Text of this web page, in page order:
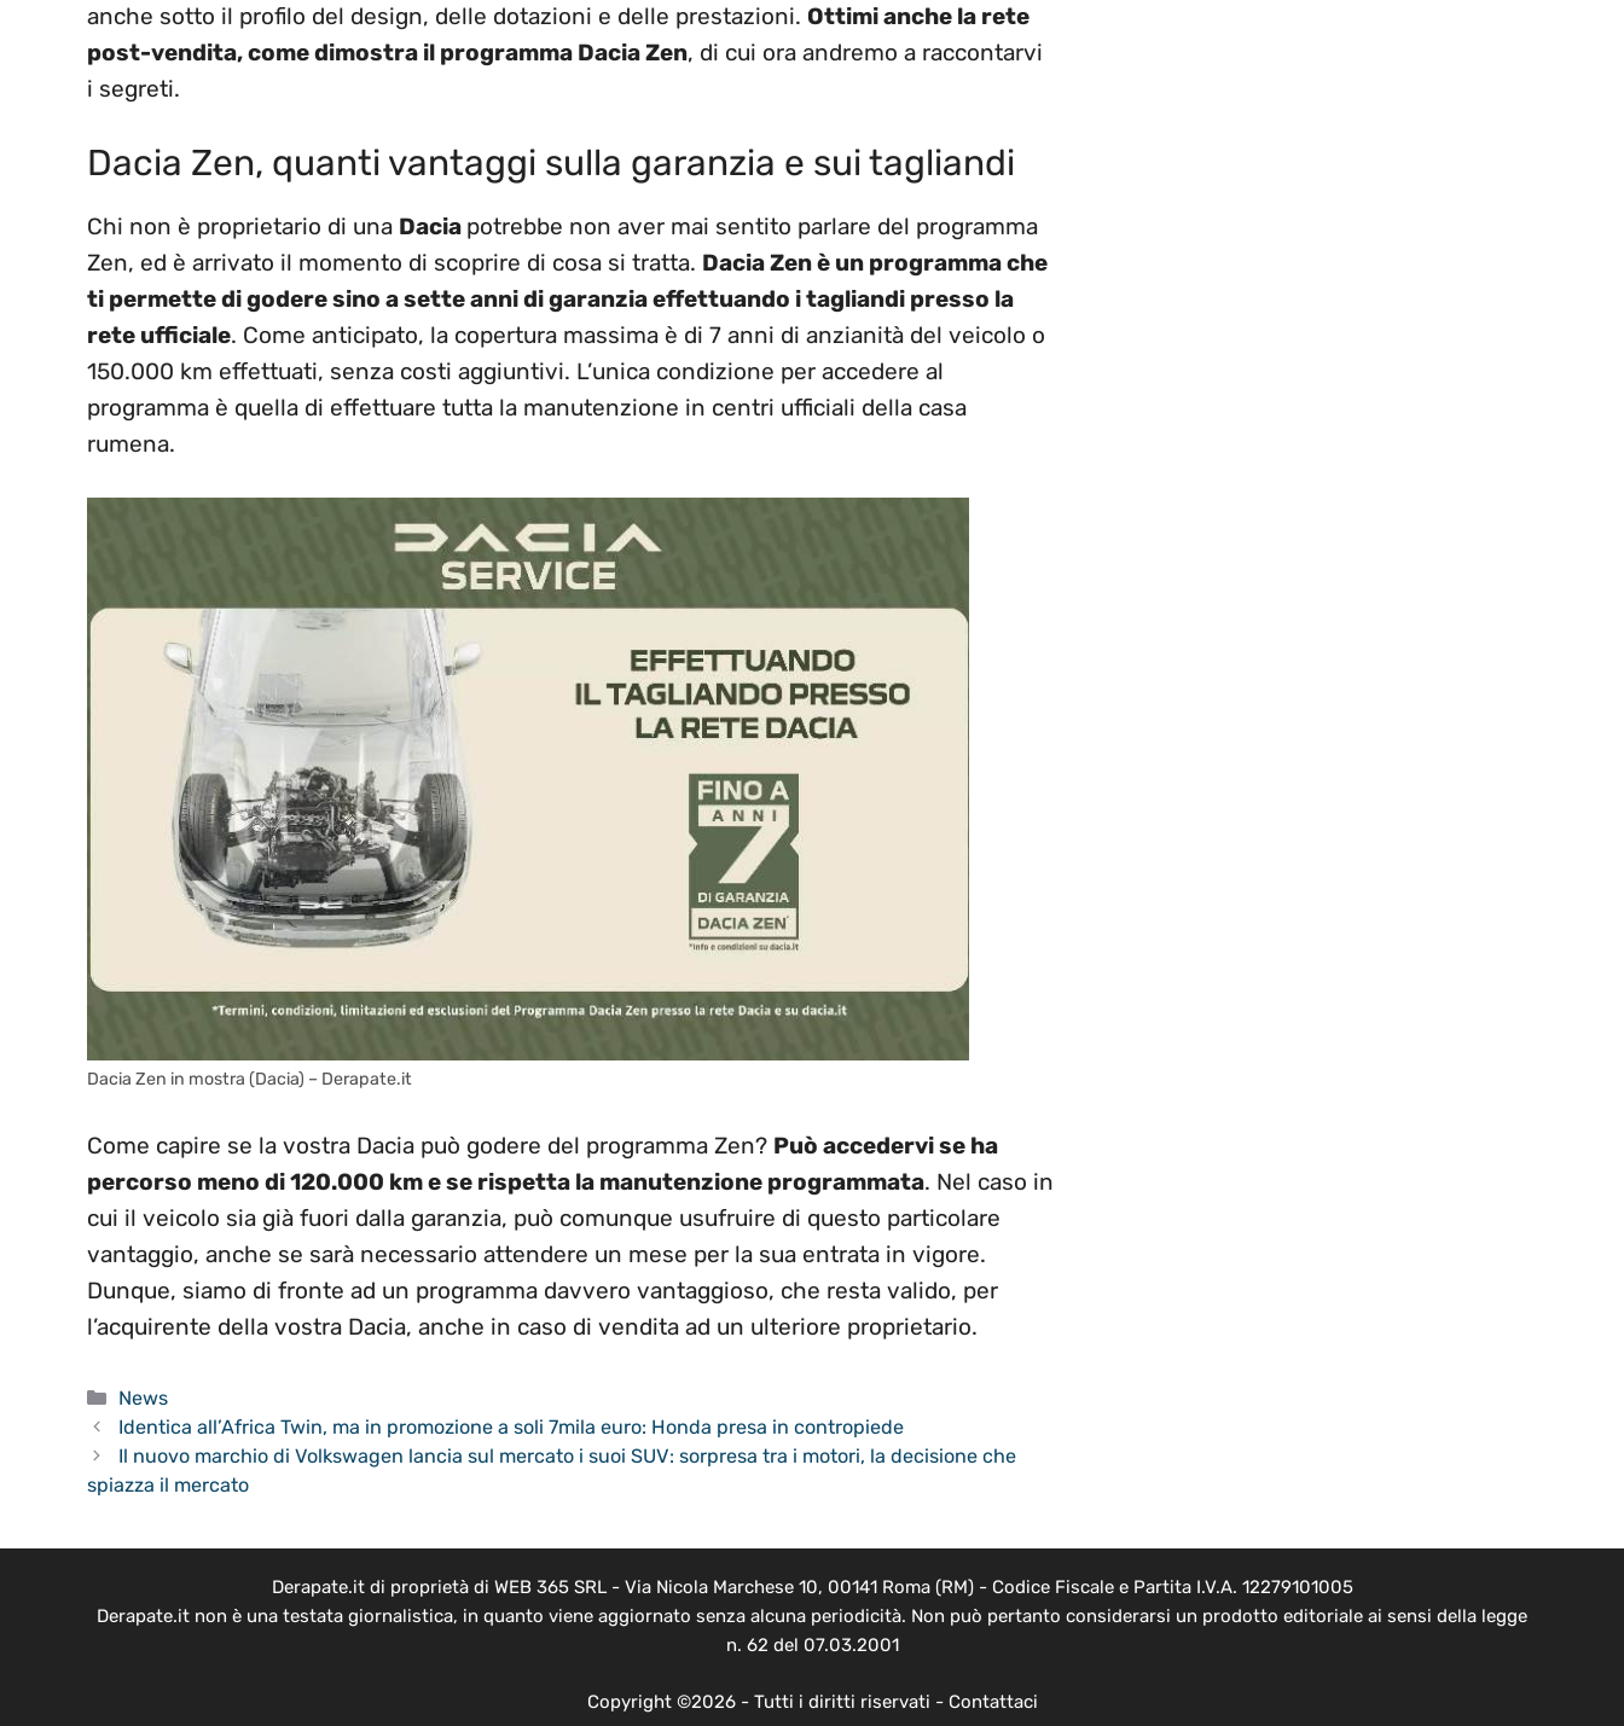
anche sotto il profilo del design, delle dotazioni e delle prestazioni. Ottimi anche la rete
post-vendita, come dimostra il programma Dacia Zen, di cui ora andremo a raccontarvi
i segreti.
Dacia Zen, quanti vantaggi sulla garanzia e sui tagliandi
Chi non è proprietario di una Dacia potrebbe non aver mai sentito parlare del programma
Zen, ed è arrivato il momento di scoprire di cosa si tratta. Dacia Zen è un programma che
ti permette di godere sino a sette anni di garanzia effettuando i tagliandi presso la
rete ufficiale. Come anticipato, la copertura massima è di 7 anni di anzianità del veicolo o
150.000 km effettuati, senza costi aggiuntivi. L’unica condizione per accedere al
programma è quella di effettuare tutta la manutenzione in centri ufficiali della casa
rumena.
Dacia Zen in mostra (Dacia) – Derapate.it
Come capire se la vostra Dacia può godere del programma Zen? Può accedervi se ha
percorso meno di 120.000 km e se rispetta la manutenzione programmata. Nel caso in
cui il veicolo sia già fuori dalla garanzia, può comunque usufruire di questo particolare
vantaggio, anche se sarà necessario attendere un mese per la sua entrata in vigore.
Dunque, siamo di fronte ad un programma davvero vantaggioso, che resta valido, per
l’acquirente della vostra Dacia, anche in caso di vendita ad un ulteriore proprietario.
Categorie
News
Identica all’Africa Twin, ma in promozione a soli 7mila euro: Honda presa in contropiede
Il nuovo marchio di Volkswagen lancia sul mercato i suoi SUV: sorpresa tra i motori, la decisione che
spiazza il mercato
Derapate.it di proprietà di WEB 365 SRL - Via Nicola Marchese 10, 00141 Roma (RM) - Codice Fiscale e Partita I.V.A. 12279101005
Derapate.it non è una testata giornalistica, in quanto viene aggiornato senza alcuna periodicità. Non può pertanto considerarsi un prodotto editoriale ai sensi della legge
n. 62 del 07.03.2001
Copyright ©2026 - Tutti i diritti riservati - Contattaci